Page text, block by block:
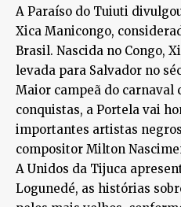
A Paraíso do Tuiuti
Xica Manicongo,
Brasil. Nascida no Congo,
levada para Salvador no
Maior campeã do carnaval
conquistas, a Portela vai
importantes artistas
compositor Milton
A Unidos da Tijuca
Logunedé, as histórias